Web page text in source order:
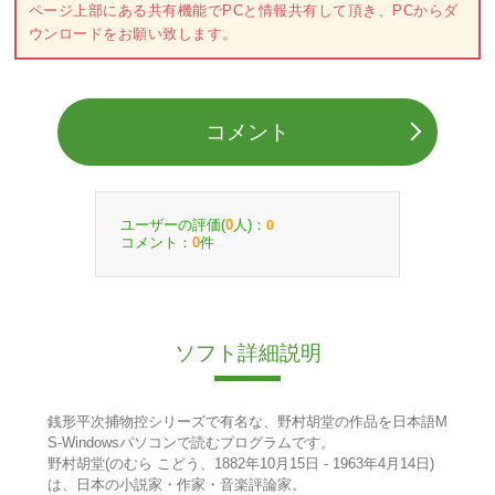
ページ上部にある共有機能でPCと情報共有して頂き、PCからダ
ウンロードをお願い致します。
コメント
ユーザーの評価(0 人)： 0
コメント： 0件
ソフト詳細説明
銭形平次捕物控シリーズで有名な、野村胡堂の作品を日本語M
S-Windowsパソコンで読むプログラムです。
野村胡堂(のむら こどう、1882年10月15日 - 1963年4月14日)
は、日本の小説家・作家・音楽評論家。